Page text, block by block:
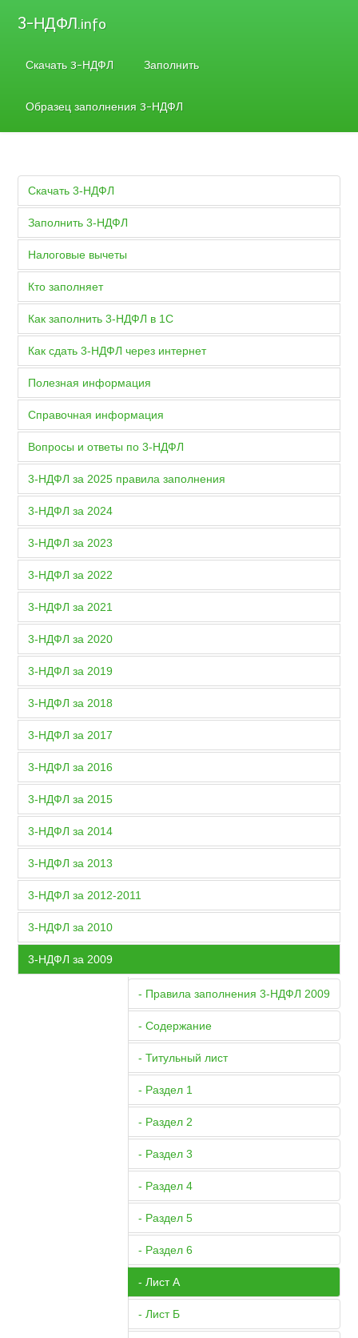
3-НДФЛ.info
Скачать 3-НДФЛ Заполнить
Образец заполнения 3-НДФЛ
Скачать 3-НДФЛ
Заполнить 3-НДФЛ
Налоговые вычеты
Кто заполняет
Как заполнить 3-НДФЛ в 1С
Как сдать 3-НДФЛ через интернет
Полезная информация
Справочная информация
Вопросы и ответы по 3-НДФЛ
3-НДФЛ за 2025 правила заполнения
3-НДФЛ за 2024
3-НДФЛ за 2023
3-НДФЛ за 2022
3-НДФЛ за 2021
3-НДФЛ за 2020
3-НДФЛ за 2019
3-НДФЛ за 2018
3-НДФЛ за 2017
3-НДФЛ за 2016
3-НДФЛ за 2015
3-НДФЛ за 2014
3-НДФЛ за 2013
3-НДФЛ за 2012-2011
3-НДФЛ за 2010
3-НДФЛ за 2009
- Правила заполнения 3-НДФЛ 2009
- Содержание
- Титульный лист
- Раздел 1
- Раздел 2
- Раздел 3
- Раздел 4
- Раздел 5
- Раздел 6
- Лист А
- Лист Б